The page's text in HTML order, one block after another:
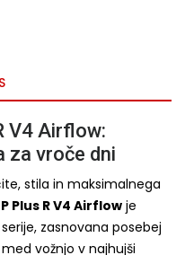
V4 Airflow:
za vroče dni
stila in maksimalnega
Plus R V4 Airflow je
zasnovana posebej
vožnjo v najhujši